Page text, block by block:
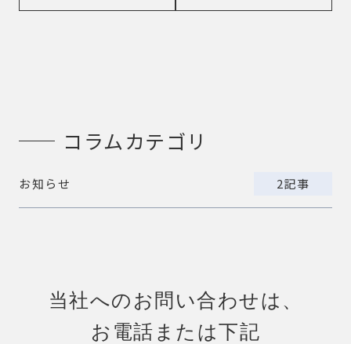
コラムカテゴリ
お知らせ 2記事
当社へのお問い合わせは、
お電話または下記